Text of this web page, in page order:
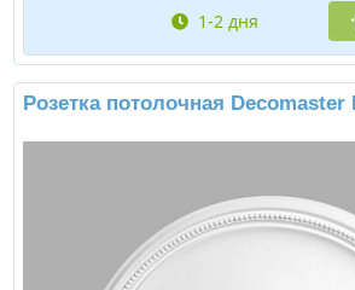
ср, 12.08
Розетка потолочная Decomaster
Страна производства:
Исполнение: